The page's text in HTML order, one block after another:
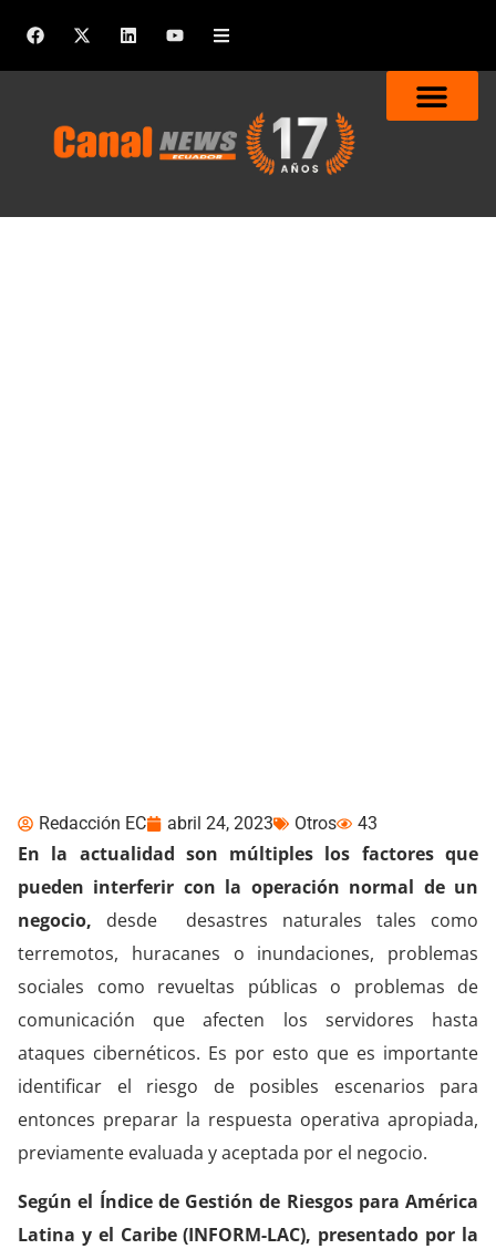
Redacción EC abril 24, 2023 Otros 43
En la actualidad son múltiples los factores que
pueden interferir con la operación normal de un
negocio, desde desastres naturales tales como
terremotos, huracanes o inundaciones, problemas
sociales como revueltas públicas o problemas de
comunicación que afecten los servidores hasta
ataques cibernéticos. Es por esto que es importante
identificar el riesgo de posibles escenarios para
entonces preparar la respuesta operativa apropiada,
previamente evaluada y aceptada por el negocio.
Según el Índice de Gestión de Riesgos para América
Latina y el Caribe (INFORM-LAC), presentado por la